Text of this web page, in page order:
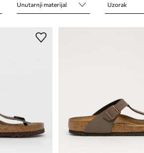
Unutarnji materijal Uzorak